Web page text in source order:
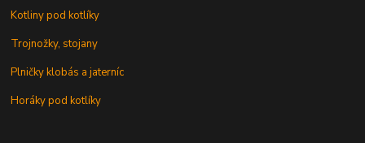
Kotliny pod kotlíky
Trojnožky, stojany
Plničky klobás a jaterníc
Horáky pod kotlíky